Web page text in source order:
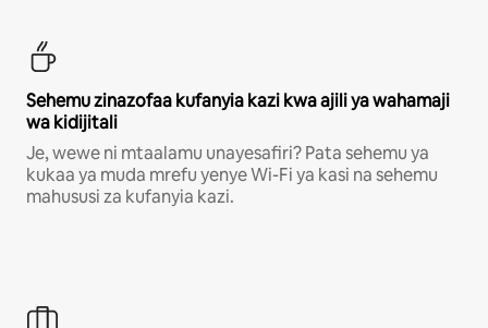
Sehemu zinazofaa kufanyia kazi kwa ajili ya wahamaji
wa kidijitali
Je, wewe ni mtaalamu unayesafiri? Pata sehemu ya
kukaa ya muda mrefu yenye Wi-Fi ya kasi na sehemu
mahususi za kufanyia kazi.